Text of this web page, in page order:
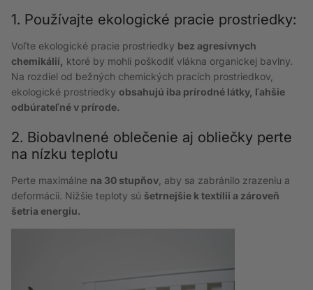
1. Používajte ekologické pracie prostriedky:
Voľte ekologické pracie prostriedky bez agresívnych
chemikálií, ktoré by mohli poškodiť vlákna organickej bavlny.
Na rozdiel od bežných chemických pracích prostriedkov,
ekologické prostriedky obsahujú iba prírodné látky, ľahšie
odbúrateľné v prírode.
2. Biobavlnené oblečenie aj obliečky perte
na nízku teplotu
Perte maximálne na 30 stupňov , aby sa zabránilo zrazeniu a
deformácii. Nižšie teploty sú šetrnejšie k textílii a zároveň
šetria energiu.